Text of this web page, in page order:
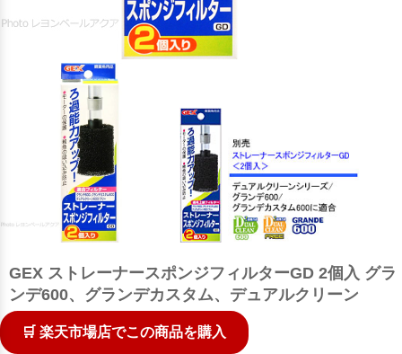
GEX ストレーナースポンジフィルターGD 2個入 グラ
ンデ600、グランデカスタム、デュアルクリーン
🛒 楽天市場店でこの商品を購入